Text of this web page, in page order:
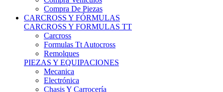
Compra De Piezas
CARCROSS Y FÓRMULAS
CARCROSS Y FORMULAS TT
Carcross
Formulas Tt Autocross
Remolques
PIEZAS Y EQUIPACIONES
Mecanica
Electrónica
Chasis Y Carrocería